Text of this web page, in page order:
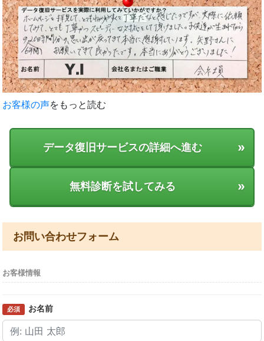
お客様の声をもっと読む
データ復旧サービスの詳細へ進む »
無料診断を試してみる »
お問い合わせフォーム
お客様情報
必須 お名前